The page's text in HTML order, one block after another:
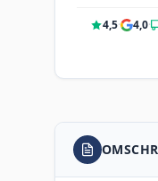
4,5· 4,0·